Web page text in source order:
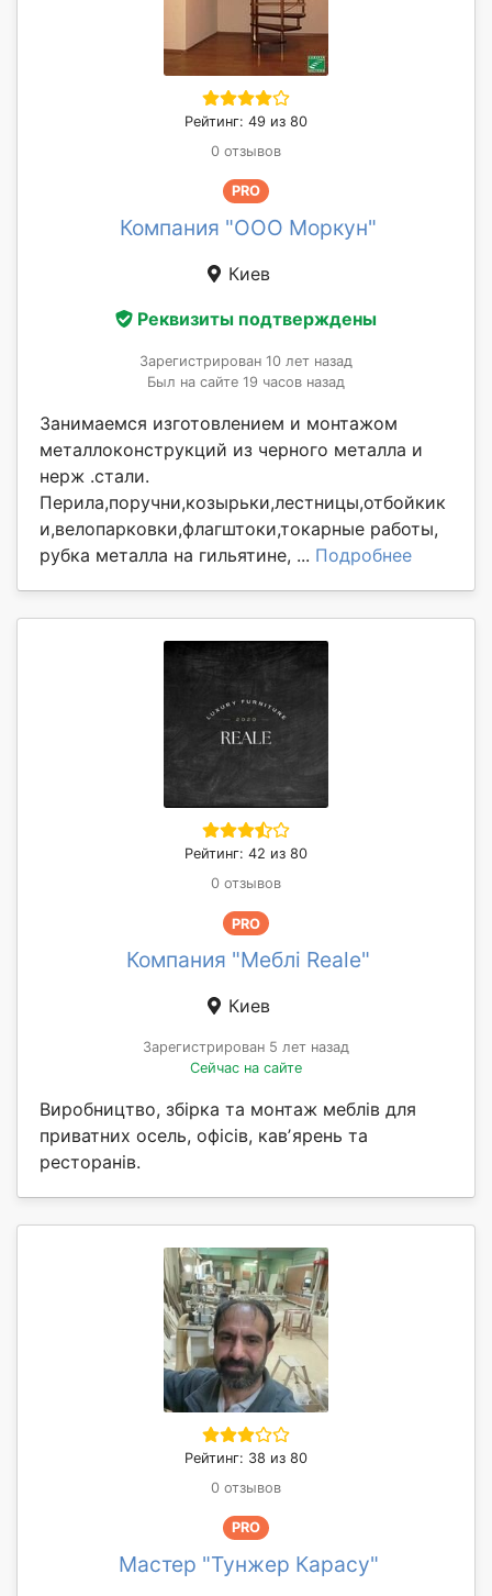
Рейтинг: 49 из 80
0 отзывов
PRO
Компания "ООО Моркун"
Киев
Реквизиты подтверждены
Зарегистрирован 10 лет назад
Был на сайте 19 часов назад
Занимаемся изготовлением и монтажом
металлоконструкций из черного металла и
нерж .стали.
Перила,поручни,козырьки,лестницы,отбойкик
и,велопарковки,флагштоки,токарные работы,
рубка металла на гильятине, ... Подробнее
Рейтинг: 42 из 80
0 отзывов
PRO
Компания "Меблі Reale"
Киев
Зарегистрирован 5 лет назад
Сейчас на сайте
Виробництво, збірка та монтаж меблів для
приватних осель, офісів, кавʼярень та
ресторанів.
Рейтинг: 38 из 80
0 отзывов
PRO
Мастер "Тунжер Карасу"